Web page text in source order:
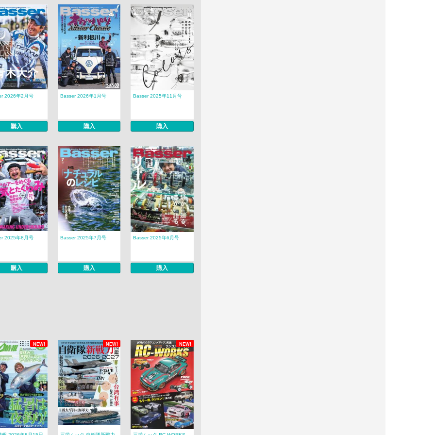
2026年2月号
購入
Basser 2026年1月号
購入
Basser 2025年11月号
購入
2025年8月号
購入
Basser 2025年7月号
購入
Basser 2025年6月号
購入
NEW! NEW! NEW!